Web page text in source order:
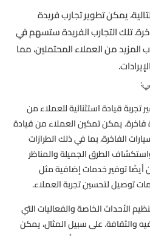
يمكن تطوير تجارب فريدة
تلك التجارب الفريدة ستسهم في
المزيد من العملاء المحتملين، مما
تجربة قيادة استثنائية للعملاء من
فاخرة. يمكن تمكين العملاء من قيادة
الفاخرة، بما في ذلك الطرازات
الطرق الجميلة والمناظر
أيضًا توفير خدمات إضافية مثل
توصيل لتحسين تجربة العملاء.
الأحداث الخاصة والفعاليات التي
والثقافة. على سبيل المثال، يمكن